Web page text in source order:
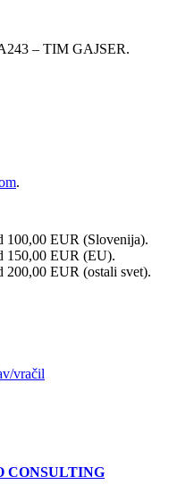
– TIM GAJSER.
.
100,00 EUR (Slovenija).
150,00 EUR (EU).
200,00 EUR (ostali svet).
vračil
CONSULTING